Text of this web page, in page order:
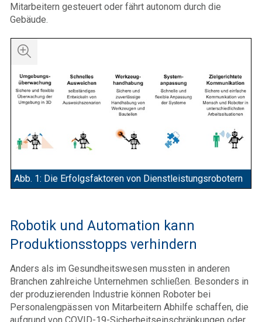
Mitarbeitern gesteuert oder fährt autonom durch die
Gebäude.
Abb. 1: Die Erfolgsfaktoren von Dienstleistungsrobotern
Robotik und Automation kann
Produktionsstopps verhindern
Anders als im Gesundheitswesen mussten in anderen
Branchen zahlreiche Unternehmen schließen. Besonders in
der produzierenden Industrie können Roboter bei
Personalengpässen von Mitarbeitern Abhilfe schaffen, die